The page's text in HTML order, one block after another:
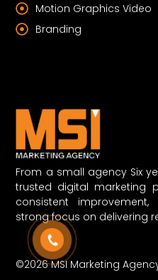
From a small agency Six
trusted digital marketing
consistent
strong focus on delivering
Motion Graphics Video
Branding
©2026 MSI Marketing